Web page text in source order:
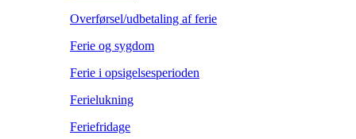
Overførsel/udbetaling af ferie
Ferie og sygdom
Ferie i opsigelsesperioden
Ferielukning
Feriefridage